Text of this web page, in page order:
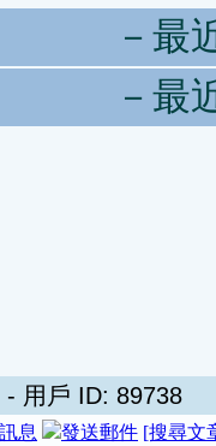
－最
－最
- 用戶 ID: 89738
[搜尋文